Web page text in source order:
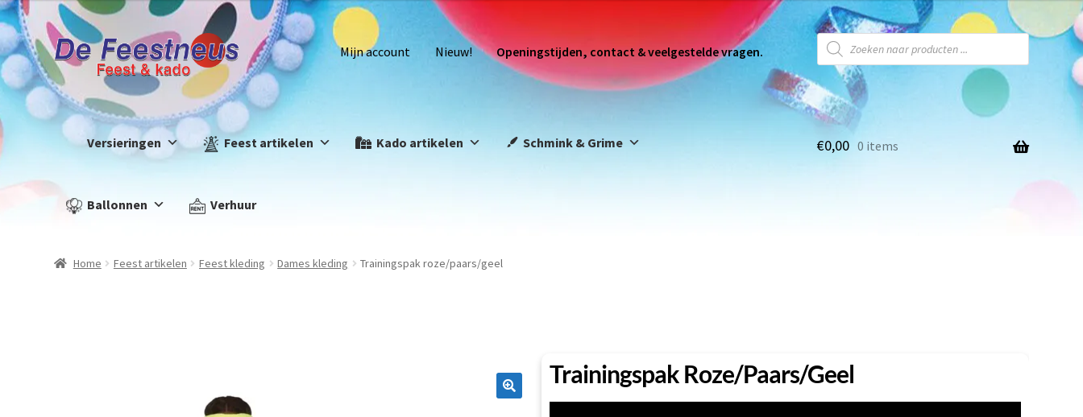
Mijn account Nieuw! Openingstijden, contact & veelgestelde vragen.
Versieringen Feest artikelen Kado artikelen Schmink & Grime
Ballonnen Verhuur
€0,00 0 items
Home Feest artikelen Feest kleding Dames kleding Trainingspak roze/paars/geel
Trainingspak Roze/paars/geel